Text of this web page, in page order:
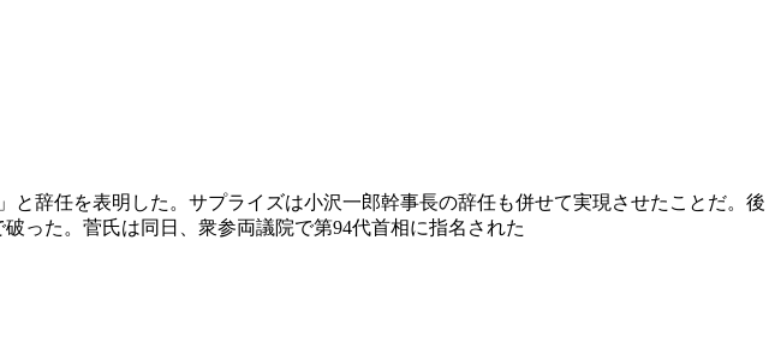
辞任を表明した。サプライズは小沢一郎幹事長の辞任も併せて実現させたことだ。後
った。菅氏は同日、衆参両議院で第94代首相に指名された